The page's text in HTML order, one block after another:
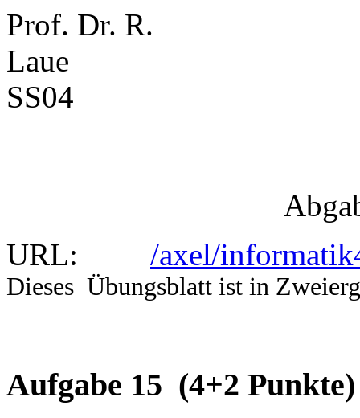
Prof. Dr. R.
SS04
Abgabe:
URL: /axel/
Dieses Übungsblatt ist in
Aufgabe 15 (4+2 Punkte)